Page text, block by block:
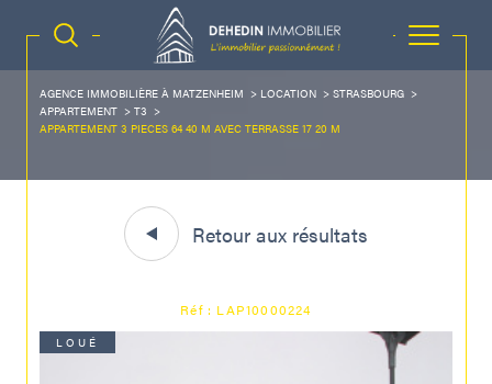
AGENCE IMMOBILIÈRE À MATZENHEIM LOCATION
STRASBOURG
APPARTEMENT
T3
APPARTEMENT 3 PIECES 64 40 M AVEC TERRASSE 17 20 M
Retour aux résultats
Réf : LAP10000224
LOUÉ